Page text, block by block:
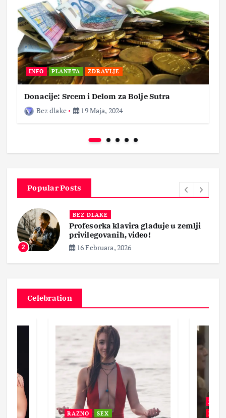
INFO PLANETA ZDRAVLJE
Donacije: Srcem i Delom za Bolje Sutra
Bez dlake
19 Maja, 2024
Popular Posts
2
BEZ DLAKE
Profesorka klavira gladuje u zemlji
privilegovanih, video!
16 Februara, 2026
Celebration
RAZNO SEX
BEZ